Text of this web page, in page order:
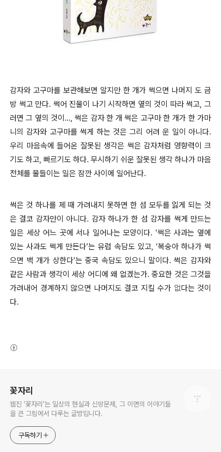
감자와 고구마를 보관해보면 알지만 한 개가 썩으면 나머지 도 금
방 썩고 만다. 썩어 진물이 나기 시작하면 옆의 것이 따라 썩고, 그
러면 그 옆의 것이…, 썩은 감자 한 개 썩은 고구마 한 개가 한 가마
니의 감자와 고구마를 썩게 하는 것은 그리 어려 운 일이 아니다.
우리 마음속에 들어온 잘못된 생각은 썩은 감자처럼 영향력이 크
기도 하고, 빠르기도 하다. 무시하기 쉬운 잘못된 생각 하나가 마음
전체를 물들이는 일은 잠깐 사이에 일어난다.
썩은 것 하나를 제 때 가려내지 못하면 한 섬 모두를 잃게 되는 것
은 결코 감자만이 아니다. 감자 하나가 한 섬 감자를 썩게 만드는
일은 세상 어느 곳에 서나 일어나는 모양이다. ‘썩은 사과는 옆에
있는 사과도 썩게 만든다’는 유럽 속담도 있고, ‘복숭아 하나가 썩
으면 백 개가 상한다’는 중국 속담도 있으니 말이다. 썩은 감자와
같은 사람과 생각이 세상 어디에 왜 없겠는가. 중요한 것은 그것을
가려내어 경계하지 않으면 나머지도 결코 지킬 수가 없다는 것이
다.
꽃자리
웹진 ‘꽃자리’는 일상의 현실과 신앙문제, 그 이면의 이야기들
을 큰 그림에서 다루는 글방입니다.
구독하기